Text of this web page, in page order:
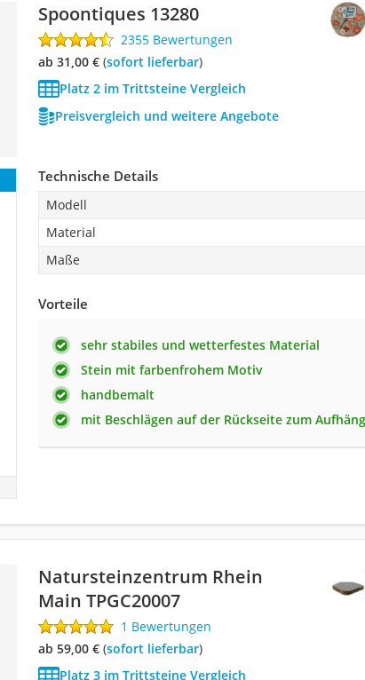
Spoontiques 13280
2355 Bewertungen
ab 31,00 €( Sofort lieferbar)
Platz 2 im Trittsteine Vergleich
Preisvergleich und weitere Angebote
Technische Details
Modell
Material
Maße
Vorteile
sehr stabiles und wetterfestes Material
Stein mit farbenfrohem Motiv
handbemalt
mit Beschlägen auf der Rückseite zum
‎Natursteinzentrum Rhein
Main ‎TPGC20007
1 Bewertungen
ab 59,00 €( Sofort lieferbar)
Platz 3 im Trittsteine Vergleich